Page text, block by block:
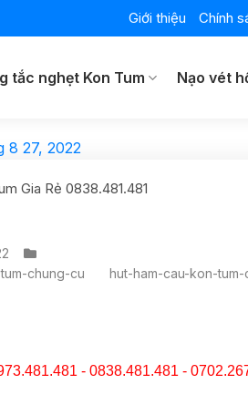
Giới thiệu Chính
tắc nghẹt Kon Tum Nạo vét
8 27, 2022
Gia Rẻ 0838.481.481
chung-cu
hut-ham-cau-kon-
- 0838.481.481 -